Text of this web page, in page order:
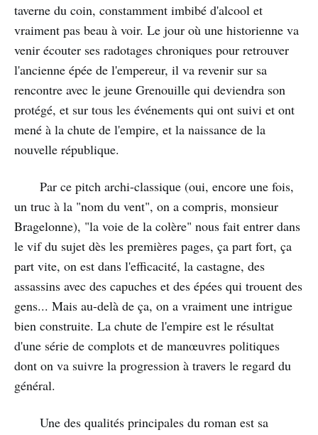
taverne du coin, constamment imbibé d'alcool et
vraiment pas beau à voir. Le jour où une historienne va
venir écouter ses radotages chroniques pour retrouver
l'ancienne épée de l'empereur, il va revenir sur sa
rencontre avec le jeune Grenouille qui deviendra son
protégé, et sur tous les événements qui ont suivi et ont
mené à la chute de l'empire, et la naissance de la
nouvelle république.
Par ce pitch archi-classique (oui, encore une fois,
un truc à la "nom du vent", on a compris, monsieur
Bragelonne), "la voie de la colère" nous fait entrer dans
le vif du sujet dès les premières pages, ça part fort, ça
part vite, on est dans l'efficacité, la castagne, des
assassins avec des capuches et des épées qui trouent des
gens... Mais au-delà de ça, on a vraiment une intrigue
bien construite. La chute de l'empire est le résultat
d'une série de complots et de manœuvres politiques
dont on va suivre la progression à travers le regard du
général.
Une des qualités principales du roman est sa